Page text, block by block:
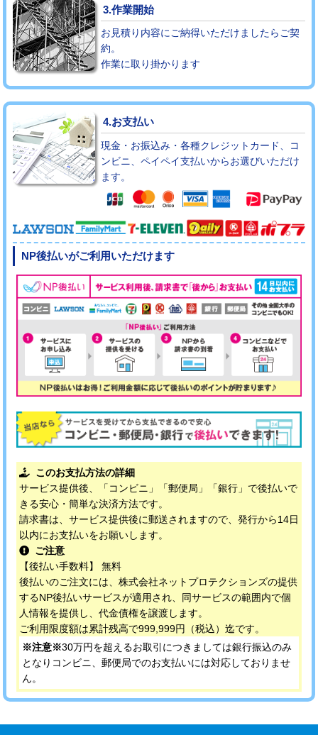
3.作業開始
お見積り内容にご納得いただけましたらご契
約。
作業に取り掛かります
4.お支払い
現金・お振込み・各種クレジットカード、コ
ンビニ、ペイペイ支払いからお選びいただけ
ます。
NP後払いがご利用いただけます
このお支払方法の詳細
サービス提供後、「コンビニ」「郵便局」「銀行」で後払いで
きる安心・簡単な決済方法です。
請求書は、サービス提供後に郵送されますので、発行から14日
以内にお支払いをお願いします。
ご注意
【後払い手数料】 無料
後払いのご注文には、株式会社ネットプロテクションズの提供
するNP後払いサービスが適用され、同サービスの範囲内で個
人情報を提供し、代金債権を譲渡します。
ご利用限度額は累計残高で999,999円（税込）迄です。
※注意※30万円を超えるお取引につきましては銀行振込のみ
となりコンビニ、郵便局でのお支払いには対応しておりませ
ん。